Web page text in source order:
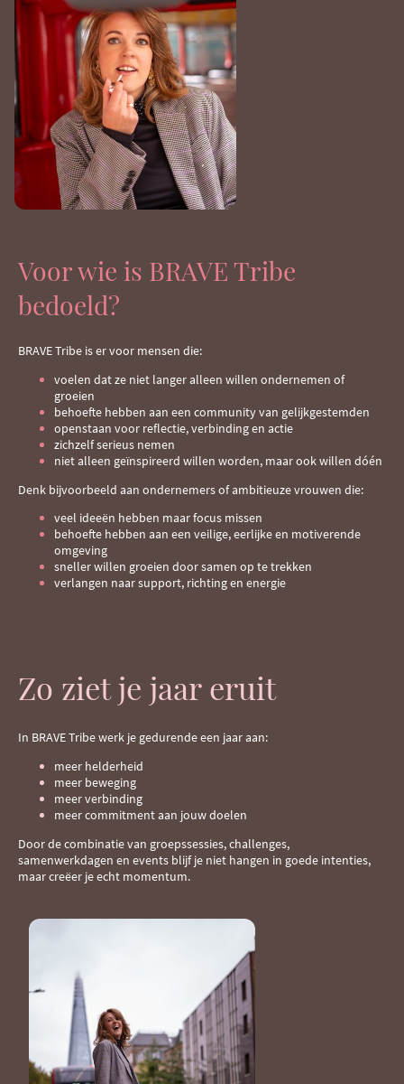
Voor wie is BRAVE Tribe
bedoeld?
BRAVE Tribe is er voor mensen die:
voelen dat ze niet langer alleen willen ondernemen of
groeien
behoefte hebben aan een community van gelijkgestemden
openstaan voor reflectie, verbinding en actie
zichzelf serieus nemen
niet alleen geïnspireerd willen worden, maar ook willen dóén
Denk bijvoorbeeld aan ondernemers of ambitieuze vrouwen die:
veel ideeën hebben maar focus missen
behoefte hebben aan een veilige, eerlijke en motiverende
omgeving
sneller willen groeien door samen op te trekken
verlangen naar support, richting en energie
Zo ziet je jaar eruit
In BRAVE Tribe werk je gedurende een jaar aan:
meer helderheid
meer beweging
meer verbinding
meer commitment aan jouw doelen
Door de combinatie van groepssessies, challenges,
samenwerkdagen en events blijf je niet hangen in goede intenties,
maar creëer je echt momentum.